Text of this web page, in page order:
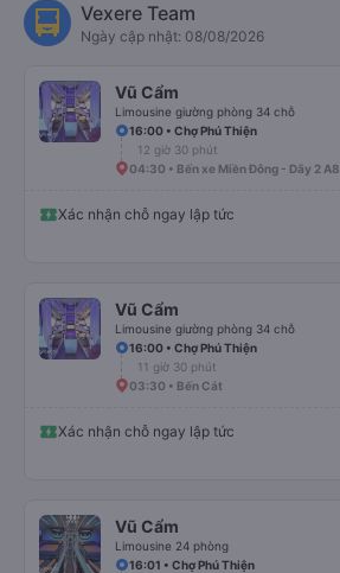
Vexere Team
Ngày cập nhật: 08/08/2026
Vũ Cẩm
Limousine giường phòng 34 chỗ
16:00 • Chợ Phú Thiện
12 giờ 30 phút
04:30 • Bến xe Miền Đông - Dãy 2 A8
Xác nhận chỗ ngay lập tức
Vũ Cẩm
Limousine giường phòng 34 chỗ
16:00 • Chợ Phú Thiện
11 giờ 30 phút
03:30 • Bến Cát
Xác nhận chỗ ngay lập tức
Vũ Cẩm
Limousine 24 phòng
16:01 • Chợ Phú Thiện